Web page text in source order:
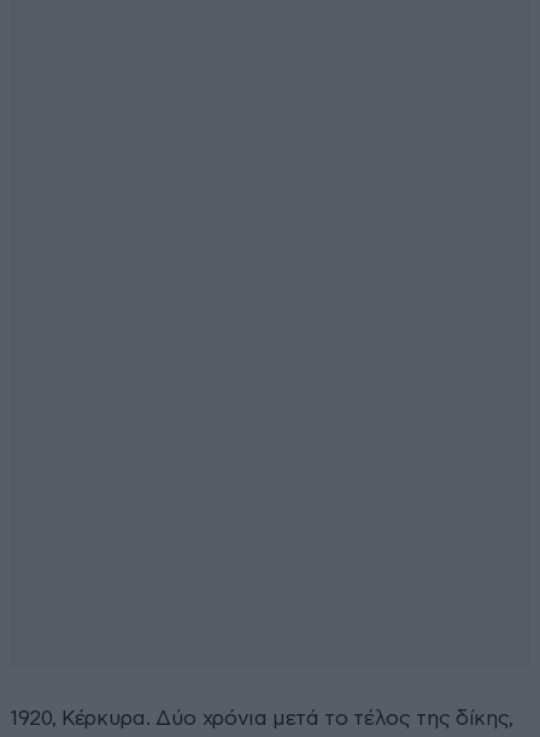
1920, Κέρκυρα. Δύο χρόνια μετά το τέλος της δίκης,